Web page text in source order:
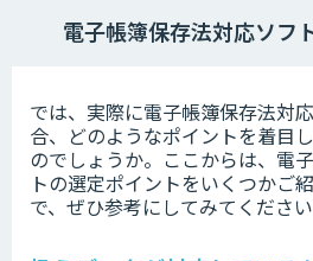
電子帳簿保存法対応ソフ
では、実際に電子帳簿保存法対
合、どのようなポイントを着目
のでしょうか。ここからは、電
トの選定ポイントをいくつかご
で、ぜひ参考にしてみてください